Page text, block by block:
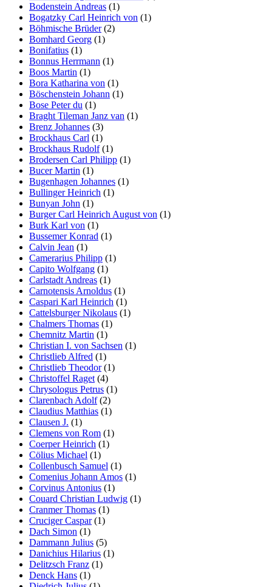
Bodenstein Andreas (1)
Bogatzky Carl Heinrich von (1)
Böhmische Brüder(2)
Bomhard Georg (1)
Bonifatius (1)
Bonnus Herrmann (1)
Boos Martin (1)
Bora Katharina von (1)
Böschenstein Johann (1)
Bose Peter du (1)
Braght Tileman Janz van (1)
Brenz Johannes (3)
Brockhaus Carl (1)
Brockhaus Rudolf(1)
Brodersen Carl Philipp (1)
Bucer Martin (1)
Bugenhagen Johannes (1)
Bullinger Heinrich (1)
Bunyan John (1)
Burger Carl Heinrich August von (1)
Burk Karl von (1)
Bussemer Konrad (1)
Calvin Jean (1)
Camerarius Philipp (1)
Capito Wolfgang (1)
Carlstadt Andreas (1)
Carnotensis Arnoldus (1)
Caspari Karl Heinrich (1)
Cattelsburger Nikolaus (1)
Chalmers Thomas (1)
Chemnitz Martin (1)
Christian I. von Sachsen (1)
Christlieb Alfred (1)
Christlieb Theodor(1)
Christoffel Raget (4)
Chrysologus Petrus (1)
Clarenbach Adolf(2)
Claudius Matthias (1)
Clausen J. (1)
Clemens von Rom (1)
Coerper Heinrich (1)
Cölius Michael (1)
Collenbusch Samuel (1)
Comenius Johann Amos (1)
Corvinus Antonius (1)
Couard Christian Ludwig (1)
Cranmer Thomas (1)
Cruciger Caspar(1)
Dach Simon (1)
Dammann Julius (5)
Danichius Hilarius (1)
Delitzsch Franz (1)
Denck Hans (1)